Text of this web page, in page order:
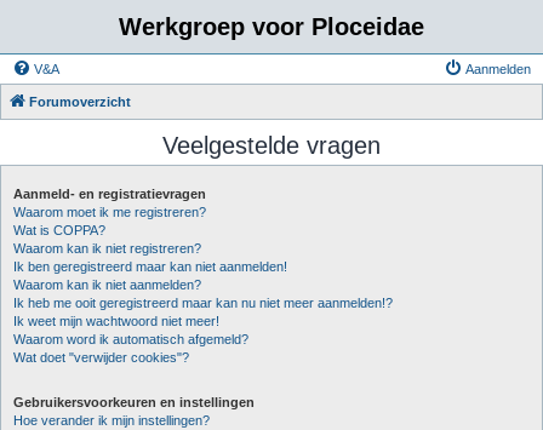
Werkgroep voor Ploceidae
V&A Aanmelden
Forumoverzicht
Veelgestelde vragen
Aanmeld- en registratievragen
Waarom moet ik me registreren?
Wat is COPPA?
Waarom kan ik niet registreren?
Ik ben geregistreerd maar kan niet aanmelden!
Waarom kan ik niet aanmelden?
Ik heb me ooit geregistreerd maar kan nu niet meer aanmelden!?
Ik weet mijn wachtwoord niet meer!
Waarom word ik automatisch afgemeld?
Wat doet "verwijder cookies"?
Gebruikersvoorkeuren en instellingen
Hoe verander ik mijn instellingen?